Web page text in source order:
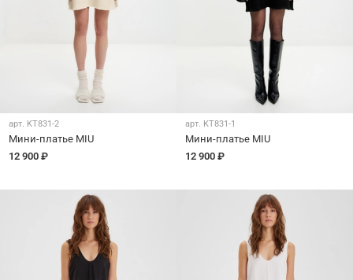
арт. KT831-2
Мини-платье MIU
12 900 ₽
арт. KT831-1
Мини-платье MIU
12 900 ₽